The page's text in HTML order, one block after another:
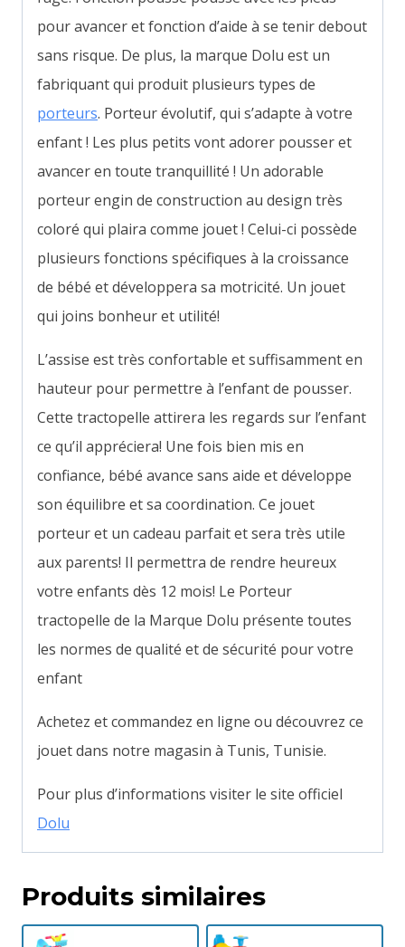
pour avancer et fonction d’aide à se tenir debout
sans risque. De plus, la marque Dolu est un
fabriquant qui produit plusieurs types de
porteurs. Porteur évolutif, qui s’adapte à votre
enfant ! Les plus petits vont adorer pousser et
avancer en toute tranquillité ! Un adorable
porteur engin de construction au design très
coloré qui plaira comme jouet ! Celui-ci possède
plusieurs fonctions spécifiques à la croissance
de bébé et développera sa motricité. Un jouet
qui joins bonheur et utilité!
L’assise est très confortable et suffisamment en
hauteur pour permettre à l’enfant de pousser.
Cette tractopelle attirera les regards sur l’enfant
ce qu’il appréciera! Une fois bien mis en
confiance, bébé avance sans aide et développe
son équilibre et sa coordination. Ce jouet
porteur et un cadeau parfait et sera très utile
aux parents! Il permettra de rendre heureux
votre enfants dès 12 mois! Le Porteur
tractopelle de la Marque Dolu présente toutes
les normes de qualité et de sécurité pour votre
enfant
Achetez et commandez en ligne ou découvrez ce
jouet dans notre magasin à Tunis, Tunisie.
Pour plus d’informations visiter le site officiel
Dolu
Produits similaires